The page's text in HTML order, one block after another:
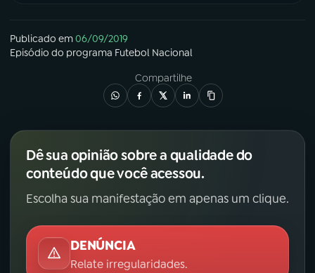
Publicado em06/09/2019
Episódio do programa Futebol Nacional
Compartilhe
Dê sua opinião sobre a qualidade do
conteúdo que você acessou.
Escolha sua manifestação em apenas um clique.
DENÚNCIA
Relate irregularidades.